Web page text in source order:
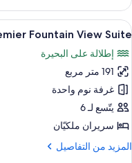
Accessible
Restore
Premier
Queen
استعراض
جميع
صور
Two
Bedroom
Penthouse
Premier
Fountain
View
6
Fountain View Suite
إطلالة على البحيرة
191 متر مربع
غرفة نوم واحدة
يتّسع لـ 6
سريران ملكيّان
المزيد من التفاصيل
المزيد